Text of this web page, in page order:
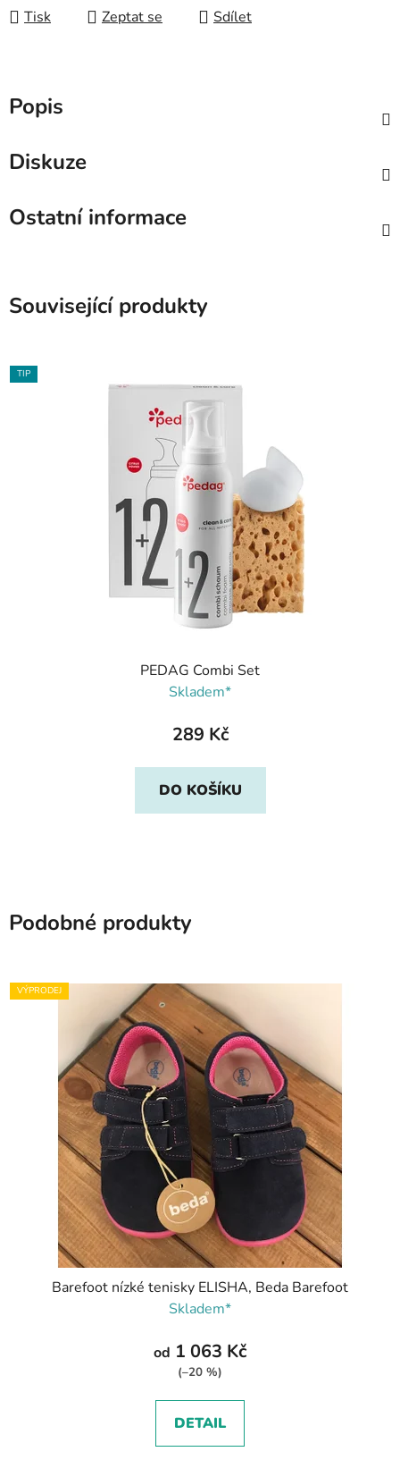
Tisk Zeptat se Sdílet
Popis
Diskuze
Ostatní informace
Související produkty
TIP
PEDAG Combi Set
Skladem*
289 Kč
DO KOŠÍKU
Podobné produkty
VÝPRODEJ
Barefoot nízké tenisky ELISHA, Beda Barefoot
Skladem*
od 1 063 Kč
(–20 %)
DETAIL